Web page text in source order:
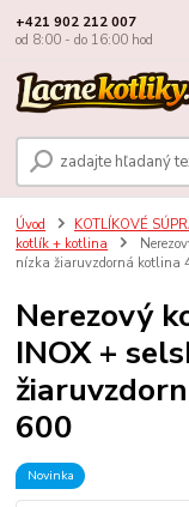
+421 902 212 007
od 8:00 - do 16:00 hod
Úvod KOTLÍKOVÉ
kotlík + kotlina
nízka žiaruvzdorná kotlina
Nerezový
INOX +
600
Novinka